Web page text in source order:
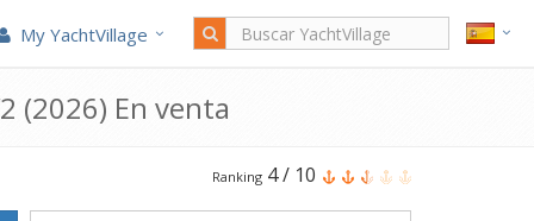
My YachtVillage
(2026) En venta
El
Beneteau
Ranking 4/ 10